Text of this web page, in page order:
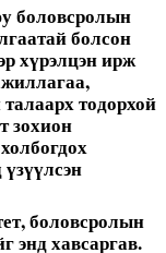
боловсролын
болсон
хүрэлцэн ирж
,
тодорхой
зохион
үзүүлсэн
,боловсролын
энд хавсаргав.